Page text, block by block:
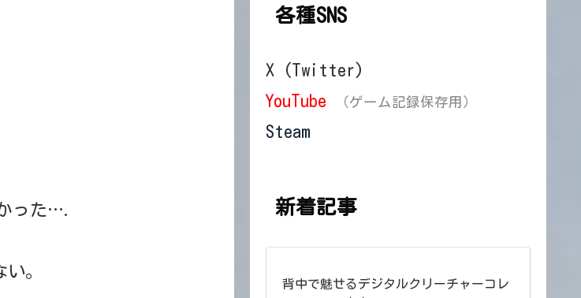
った….
。
各種SNS
X (Twitter)
YouTube
（ゲーム記録保存用）
Steam
新着記事
背中で魅せるデジタルクリーチャーコレ